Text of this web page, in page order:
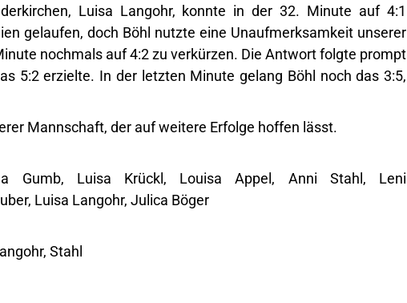
Luisa Langohr, konnte in der 32. Minute auf 4:1
gelaufen, doch Böhl nutzte eine Unaufmerksamkeit unserer
nochmals auf 4:2 zu verkürzen. Die Antwort folgte prompt
5:2 erzielte. In der letzten Minute gelang Böhl noch das 3:5,
Mannschaft, der auf weitere Erfolge hoffen lässt.
Gumb, Luisa Krückl, Louisa Appel, Anni Stahl, Leni
Luisa Langohr, Julica Böger
Stahl